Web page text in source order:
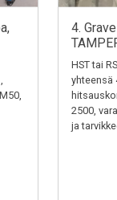
4.
HST tai
yhteensä
2500,
ja